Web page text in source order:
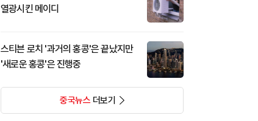
열광시킨 메이디
스티븐 로치 '과거의 홍콩'은 끝났지만
'새로운 홍콩'은 진행중
중국뉴스더보기